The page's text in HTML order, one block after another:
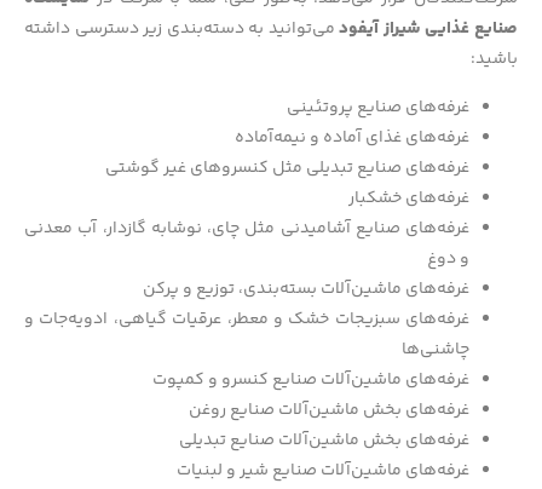
صنایع غذایی شیراز آيفودمی‌توانید به دسته‌بندی زیر دسترسی داشته
باشید:
غرفه‌های صنایع پروتئینی
غرفه‌های غذای آماده و نیمه‌آماده
غرفه‌های صنایع تبدیلی مثل کنسروهای غیر گوشتی
غرفه‌های خشکبار
غرفه‌های صنایع آشامیدنی مثل چای، نوشابه گازدار، آب معدنی
و دوغ
غرفه‌های ماشین‌آلات بسته‌بندی، توزیع و پرکن
غرفه‌های سبزیجات خشک و معطر، عرقیات گیاهی، ادویه‌جات و
چاشنی‌ها
غرفه‌های ماشین‌آلات صنایع کنسرو و کمپوت
غرفه‌های بخش ماشین‌آلات صنایع روغن
غرفه‌های بخش ماشین‌آلات صنایع تبدیلی
غرفه‌های ماشین‌آلات صنایع شیر و لبنیات